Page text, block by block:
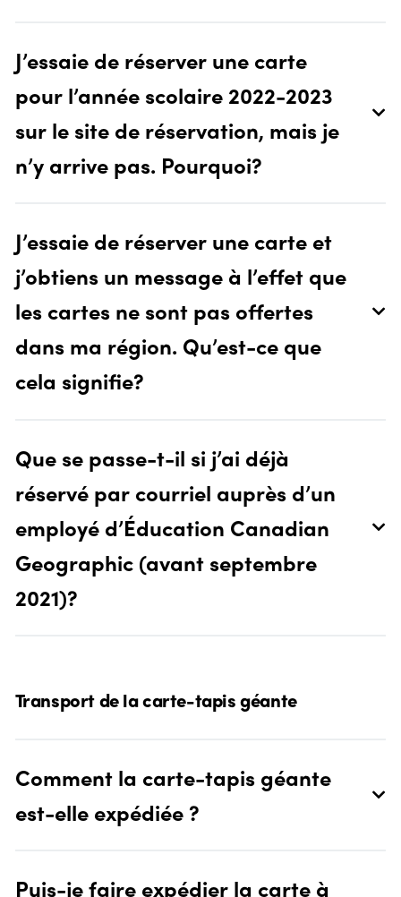
J’essaie de réserver une carte
pour l’année scolaire 2022-2023
sur le site de réservation, mais je
n’y arrive pas. Pourquoi?
J’essaie de réserver une carte et
j’obtiens un message à l’effet que
les cartes ne sont pas offertes
dans ma région. Qu’est-ce que
cela signifie?
Que se passe-t-il si j’ai déjà
réservé par courriel auprès d’un
employé d’Éducation Canadian
Geographic (avant septembre
2021)?
Transport de la carte-tapis géante
Comment la carte-tapis géante
est-elle expédiée ?
Puis-je faire expédier la carte à